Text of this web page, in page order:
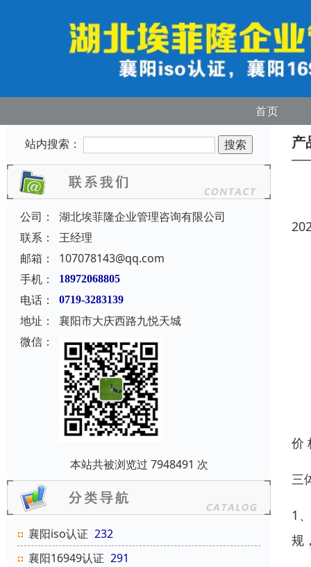
首页
站内搜索：
公司：
湖北埃菲隆企业管理咨询有限公司
联系：
王经理
邮箱：
107078143@qq.com
手机：
18972068805
电话： 0719-3283139
地址：
襄阳市大庆西路九悦天城
微信：
本站共被浏览过 7948491 次
襄阳iso认证 232
襄阳16949认证 291
产
价
三
1
规